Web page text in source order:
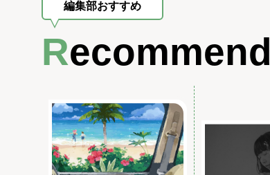
編集部おすすめ
Recommend